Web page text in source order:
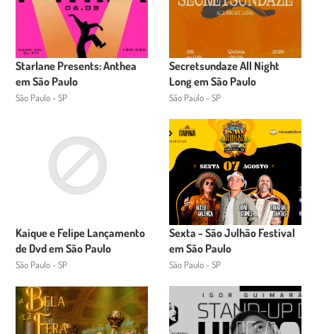
Starlane Presents: Anthea
em São Paulo
São Paulo - SP
Secretsundaze All Night
Long em São Paulo
São Paulo - SP
Kaique e Felipe Lançamento
de Dvd em São Paulo
São Paulo - SP
Sexta - São Julhão Festival
em São Paulo
São Paulo - SP